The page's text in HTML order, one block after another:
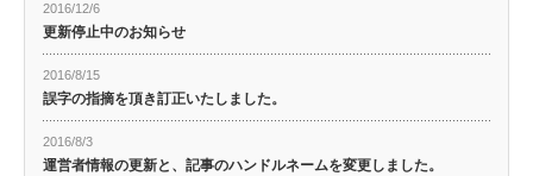
2016/12/6
更新停止中のお知らせ
2016/8/15
誤字の指摘を頂き訂正いたしました。
2016/8/3
運営者情報の更新と、記事のハンドルネームを変更しました。